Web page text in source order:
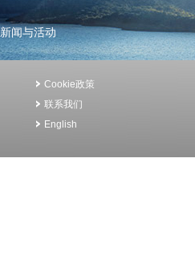
新闻与活动
Cookie政策
联系我们
English